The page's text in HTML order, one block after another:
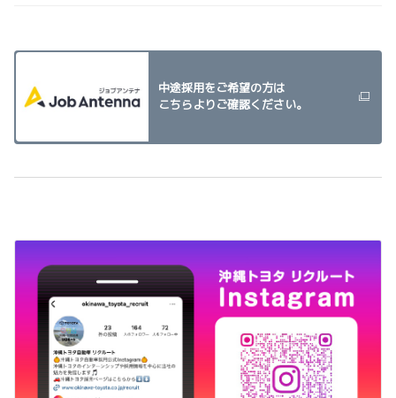
中途採用をご希望の方は
こちらよりご確認ください。